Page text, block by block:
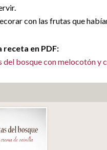
con las frutas que
receta en PDF:
del bosque con melocotón y